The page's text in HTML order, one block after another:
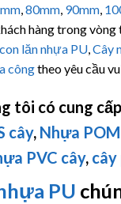
80mm 90mm
hàng trong
lăn nhựa PU Cây
côngtheo yêu cầu
tôi có cung
cây, Nhựa
PVC cây, cây
PU